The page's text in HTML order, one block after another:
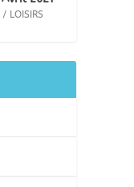
/ LOISIRS